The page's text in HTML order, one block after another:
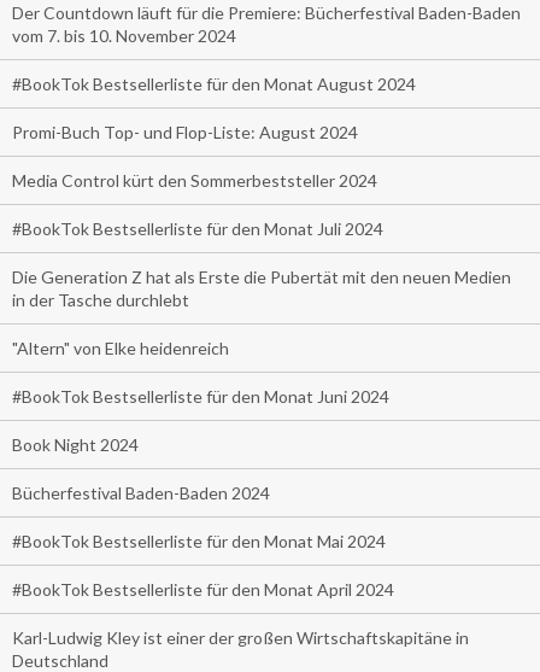
Der Countdown läuft für die Premiere: Bücherfestival Baden-Baden
vom 7. bis 10. November 2024
#BookTok Bestsellerliste für den Monat August 2024
Promi-Buch Top- und Flop-Liste: August 2024
Media Control kürt den Sommerbeststeller 2024
#BookTok Bestsellerliste für den Monat Juli 2024
Die Generation Z hat als Erste die Pubertät mit den neuen Medien
in der Tasche durchlebt
"Altern" von Elke heidenreich
#BookTok Bestsellerliste für den Monat Juni 2024
Book Night 2024
Bücherfestival Baden-Baden 2024
#BookTok Bestsellerliste für den Monat Mai 2024
#BookTok Bestsellerliste für den Monat April 2024
Karl-Ludwig Kley ist einer der großen Wirtschaftskapitäne in
Deutschland